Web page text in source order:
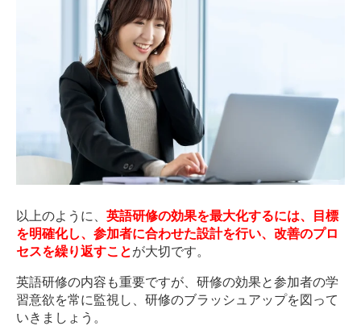
以上のように、 英語研修の効果を最大化するには、目標
を明確化し、参加者に合わせた設計を行い、改善のプロ
セスを繰り返すことが大切です。
英語研修の内容も重要ですが、研修の効果と参加者の学
習意欲を常に監視し、研修のブラッシュアップを図って
いきましょう。